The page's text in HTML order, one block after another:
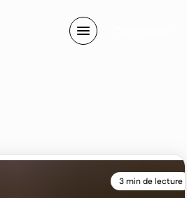
3 min de lecture